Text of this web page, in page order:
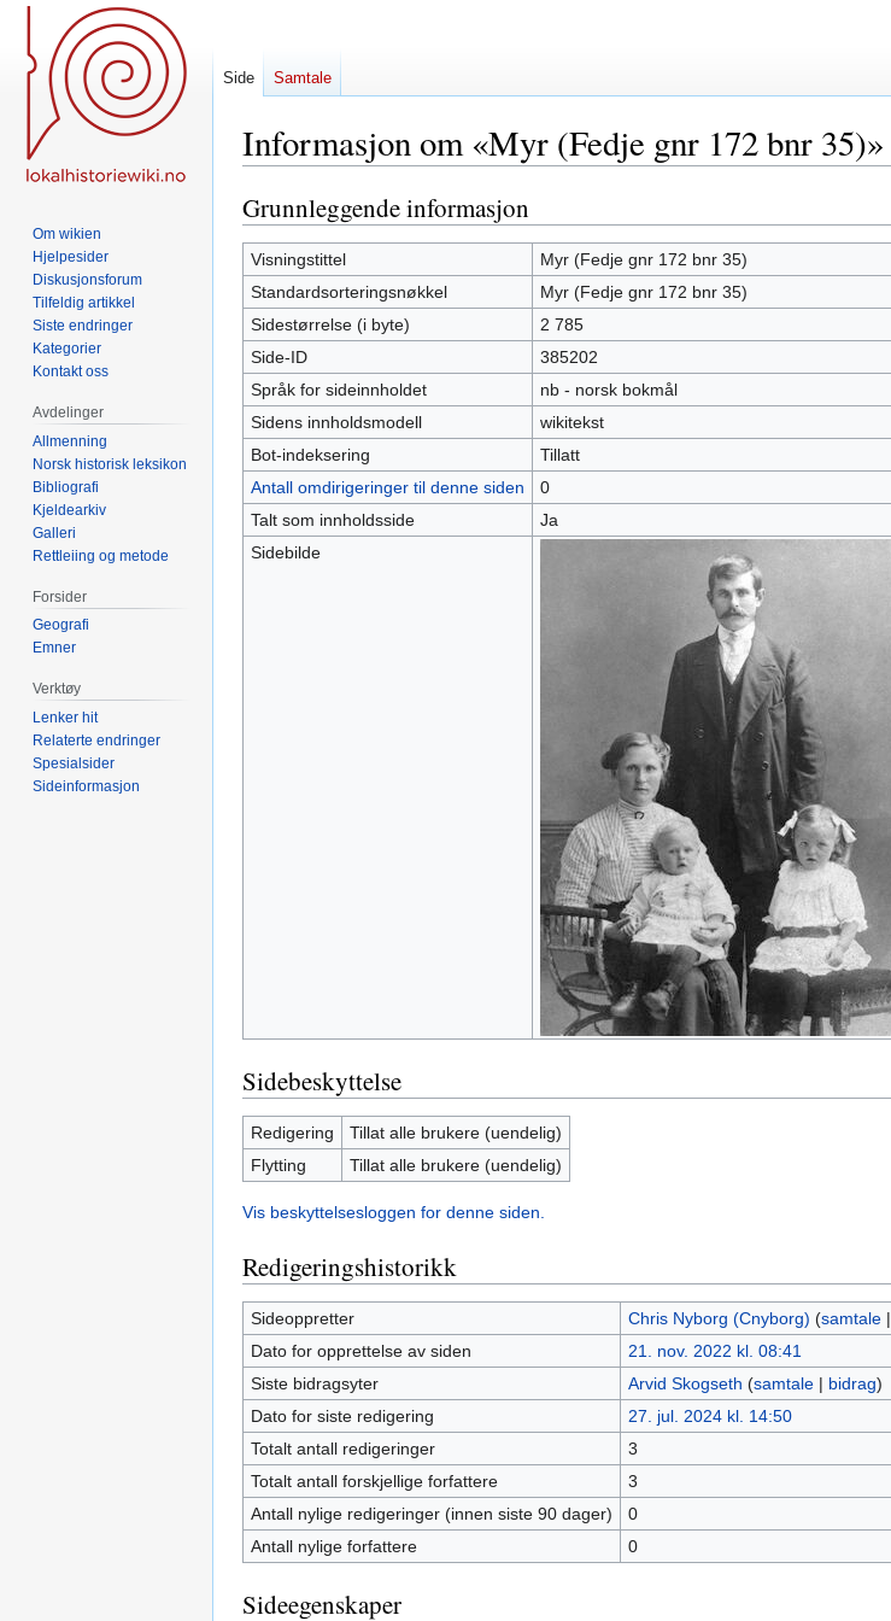
Informasjon om «Myr (Fedje gnr 172 bnr 35)»
Hopp
til
navigering
Hopp
til
søk
Grunnleggende informasjon
Visningstittel
Myr (Fedje gnr 172 bnr 35)
Standardsorteringsnøkkel
Myr (Fedje gnr 172 bnr 35)
Sidestørrelse (i byte)
2 785
Side-ID
385202
Språk for sideinnholdet
nb - norsk bokmål
Sidens innholdsmodell
wikitekst
Bot-indeksering
Tillatt
Antall omdirigeringer til denne siden
0
Talt som innholdsside
Ja
Sidebilde
Sidebeskyttelse
Redigering
Tillat alle brukere (uendelig)
Flytting
Tillat alle brukere (uendelig)
Vis beskyttelsesloggen for denne siden.
Redigeringshistorikk
Sideoppretter Chris Nyborg (Cnyborg) (samtale|
Dato for opprettelse av siden
21. nov. 2022 kl. 08:41
Siste bidragsyter
Arvid Skogseth (samtale| bidrag)
Dato for siste redigering
27. jul. 2024 kl. 14:50
Totalt antall redigeringer
3
Totalt antall forskjellige forfattere
3
Antall nylige redigeringer (innen siste 90 dager)
0
Antall nylige forfattere
0
Sideegenskaper
Side Samtale
Om wikien
Hjelpesider
Diskusjonsforum
Tilfeldig artikkel
Siste endringer
Kategorier
Kontakt oss
Avdelinger
Allmenning
Norsk historisk leksikon
Bibliografi
Kjeldearkiv
Galleri
Rettleiing og metode
Forsider
Geografi
Emner
Verktøy
Lenker hit
Relaterte endringer
Spesialsider
Sideinformasjon